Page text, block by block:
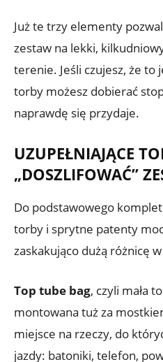
Już te trzy elementy
zestaw na lekki,
terenie. Jeśli czujesz, że to
torby możesz dobierać
naprawdę się przydaje.
UZUPEŁNIAJĄCE
„DOSZLIFOWAĆ”
Do podstawowego
torby i sprytne patenty
zaskakująco dużą różnicę
Top tube bag, czyli mała
montowana tuż za
miejsce na rzeczy, do
jazdy: batoniki, telefon,